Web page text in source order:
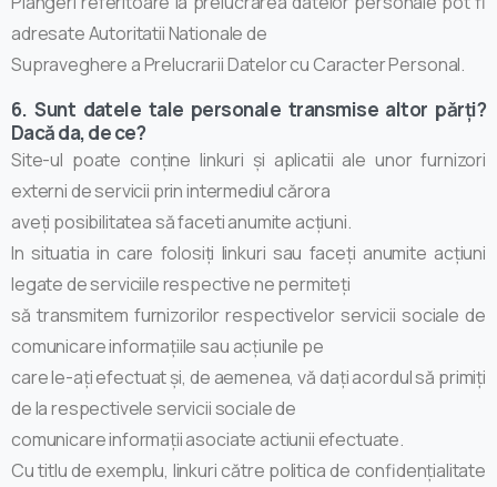
adresate Autoritatii Nationale de
Supraveghere a Prelucrarii Datelor cu Caracter Personal.
6. Sunt datele tale personale transmise altor părți?
Dacă da, de ce?
Site-ul poate conține linkuri și aplicatii ale unor furnizori
externi de servicii prin intermediul cărora
aveți posibilitatea să faceti anumite acțiuni.
In situatia in care folosiți linkuri sau faceți anumite acțiuni
legate de serviciile respective ne permiteți
să transmitem furnizorilor respectivelor servicii sociale de
comunicare informațiile sau acțiunile pe
care le-ați efectuat și, de aemenea, vă dați acordul să primiți
de la respectivele servicii sociale de
comunicare informații asociate actiunii efectuate.
Cu titlu de exemplu, linkuri către politica de confidențialitate